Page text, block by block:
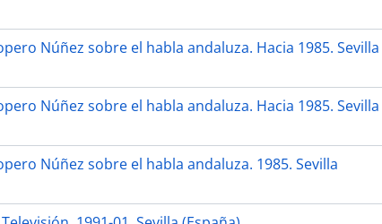
Núñez sobre el habla andaluza. Hacia 1985. Sevilla
Núñez sobre el habla andaluza. Hacia 1985. Sevilla
Núñez sobre el habla andaluza. 1985. Sevilla